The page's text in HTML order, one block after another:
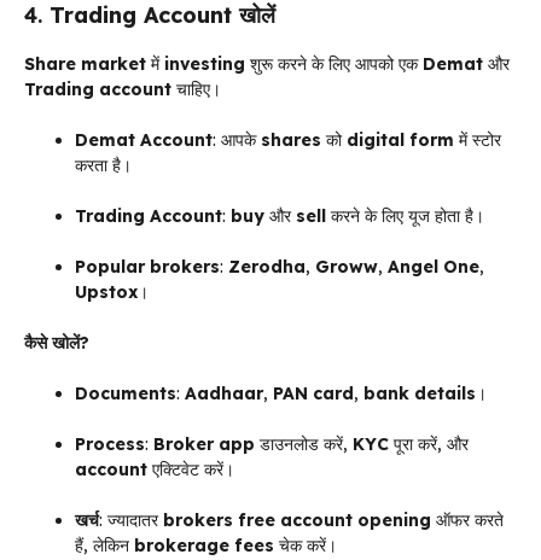
4. Trading Account खोलें
Share market में investing शुरू करने के लिए आपको एक Demat और
Trading account चाहिए।
Demat Account: आपके shares को digital form में स्टोर
करता है।
Trading Account: buy और sell करने के लिए यूज होता है।
Popular brokers: Zerodha, Groww, Angel One,
Upstox ।
कैसे खोलें?
Documents: Aadhaar, PAN card , bank details ।
Process: Broker app डाउनलोड करें, KYC पूरा करें, और
account एक्टिवेट करें।
खर्च: ज्यादातर brokers free account opening ऑफर करते
हैं, लेकिन brokerage fees चेक करें।